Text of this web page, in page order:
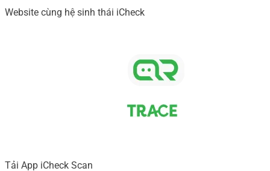
Website cùng hệ sinh thái iCheck
Tải App iCheck Scan